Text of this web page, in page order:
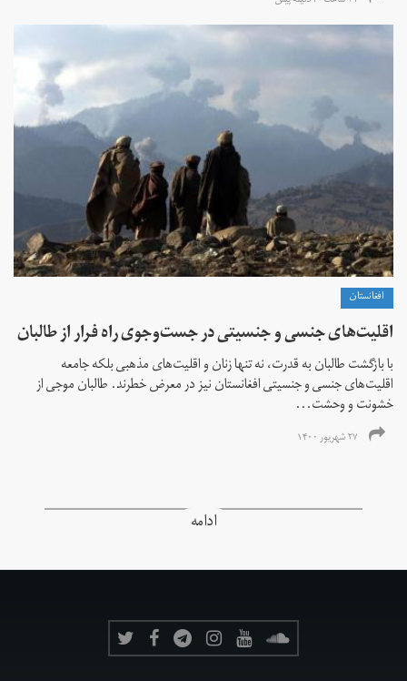
افغانستان
اقلیت‌های جنسی و جنسیتی در جست‌و‌جوی راه فرار از طالبان
با بازگشت طالبان به قدرت، نه تنها زنان و اقلیت‌های مذهبی بلکه جامعه
اقلیت‌های جنسی و جنسیتی افغانستان نیز در معرض خطرند. طالبان موجی از
خشونت و وحشت...
۲۷ شهریور ۱۴۰۰
ادامه